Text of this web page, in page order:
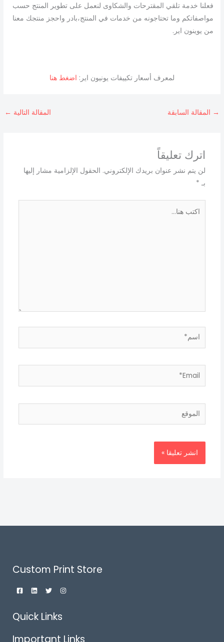
فعلنا خدمة تلقي المقترحات والشكاوى لنعمل على تطوير المنتج حسب
مواصفاتكم وما تحتاجونه من خدمات في المنتج،بادر واحجز منتجك معنا
من يوينون اير.
لمعرف أسعار تكييفات يونيون اير: اضغط هنا
→ المقالة السابقة المقالة التالية ←
اترك تعليقاً
لن يتم نشر عنوان بريدك الإلكتروني. الحقول الإلزامية مشار إليها
بـ *
اسم*
Email*
الموقع
Custom Print Store
Quick Links